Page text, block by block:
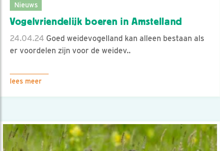
Nieuws
Vogelvriendelijk boeren in Amstelland
24.04.24 Goed weidevogelland kan alleen bestaan als
er voordelen zijn voor de weidev..
lees meer